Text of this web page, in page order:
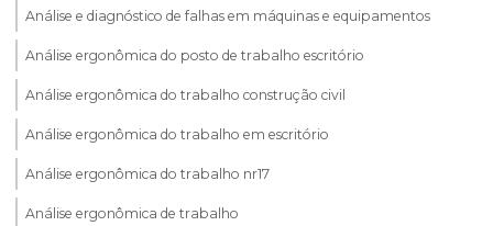
Análise e diagnóstico de falhas em máquinas e equipamentos
Análise ergonômica do posto de trabalho escritório
Análise ergonômica do trabalho construção civil
Análise ergonômica do trabalho em escritório
Análise ergonômica do trabalho nr17
Análise ergonômica de trabalho